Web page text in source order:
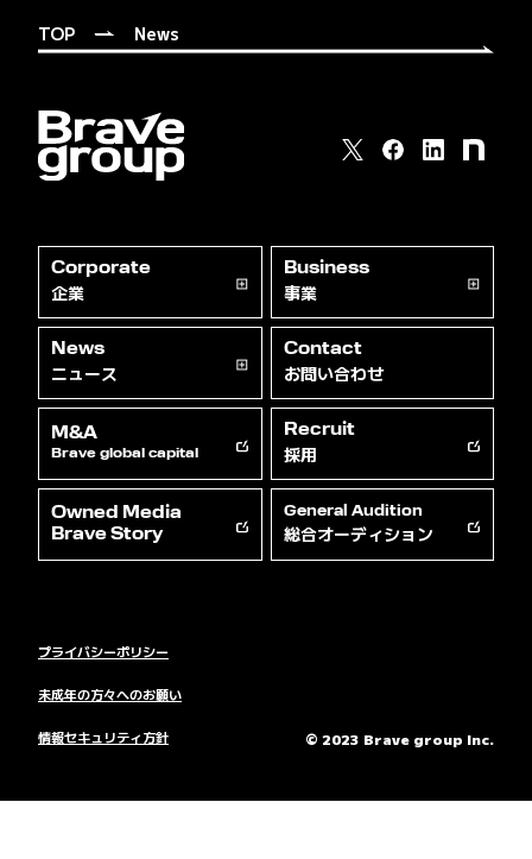
TOP News
Corporate
企業
Business
事業
News
ニュース
Contact
お問い合わせ
M&A
Brave global capital
Recruit
採用
Owned Media
Brave Story
General Audition
総合オーディション
© 2023 Brave group Inc.
プライバシーポリシー
未成年の方々へのお願い
情報セキュリティ方針